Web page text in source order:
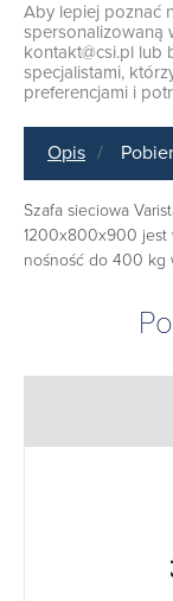
Aby lepiej poznać
spersonalizowaną
kontakt@csi.pl lub
specjalistami,
preferencjami i
Opis
Szafa sieciowa
1200x800x900 jest
nośność do 400 kg